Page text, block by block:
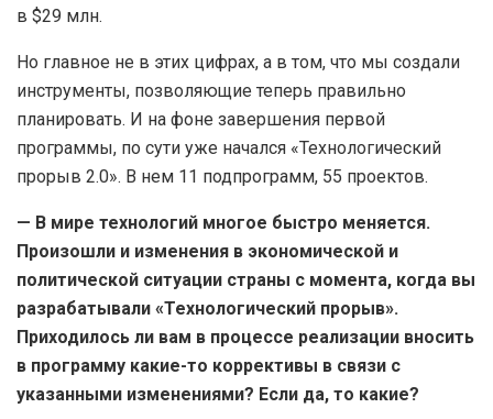
в $29 млн.
Но главное не в этих цифрах, а в том, что мы создали
инструменты, позволяющие теперь правильно
планировать. И на фоне завершения первой
программы, по сути уже начался «Технологический
прорыв 2.0». В нем 11 подпрограмм, 55 проектов.
— В мире технологий многое быстро меняется.
Произошли и изменения в экономической и
политической ситуации страны с момента, когда вы
разрабатывали «Технологический прорыв».
Приходилось ли вам в процессе реализации вносить
в программу какие-то коррективы в связи с
указанными изменениями? Если да, то какие?